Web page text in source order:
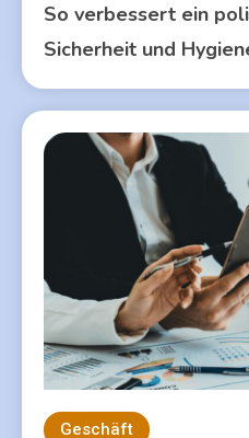
So verbessert ein
Sicherheit und
Geschäft